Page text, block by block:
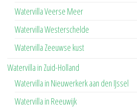
Watervilla Veerse Meer
Watervilla Westerschelde
Watervilla Zeeuwse kust
Watervilla in Zuid-Holland
Watervilla in Nieuwerkerk aan den IJssel
Watervilla in Reeuwijk